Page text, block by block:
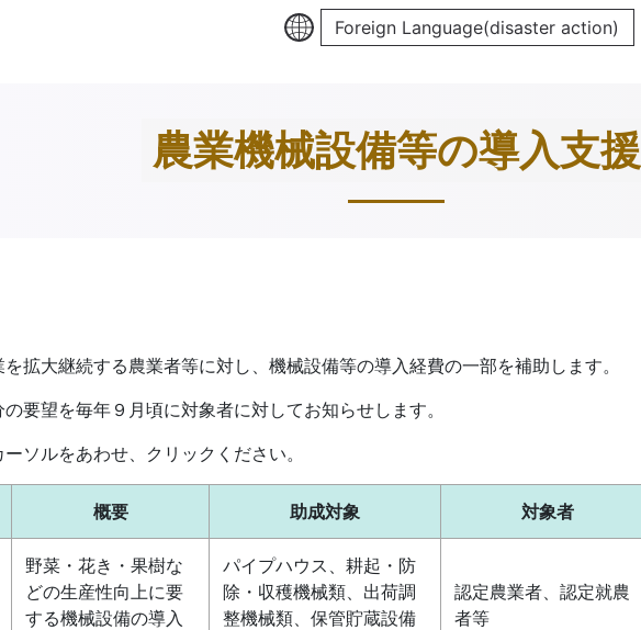
Foreign Language(disaster action)
農業機械設備等の導入支援
拡大継続する農業者等に対し、機械設備等の導入経費の一部を補助します。
要望を毎年９月頃に対象者に対してお知らせします。
ソルをあわせ、クリックください。
概要 助成対象 対象者
野菜・花き・果樹な
どの生産性向上に要
する機械設備の導入
パイプハウス、耕起・防
除・収穫機械類、出荷調
整機械類、保管貯蔵設備
認定農業者、認定就農
者等